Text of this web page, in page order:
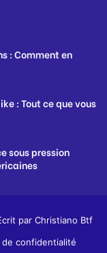
: Comment en
: Tout ce que vous
sous pression
par Christiano Btf
de confidentialité